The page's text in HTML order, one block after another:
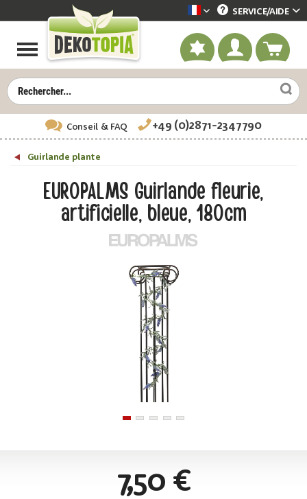
Dekotopia französisch
SERVICE/AIDE
Conseil& FAQ +49 (0)2871-2347790
Guirlande plante
EUROPALMS Guirlande fleurie,
artificielle, bleue, 180cm
7,50 €